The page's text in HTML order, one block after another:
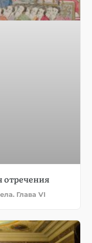
отречения
Глава VI